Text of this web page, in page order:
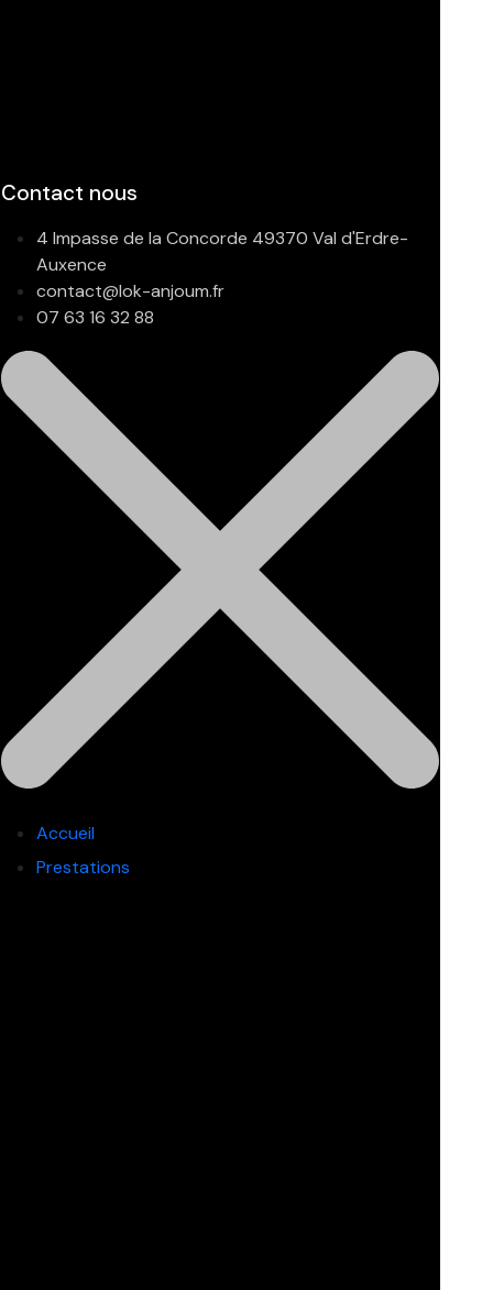
Contact nous
4 Impasse de la Concorde 49370 Val d'Erdre-
Auxence
contact@lok-anjoum.fr
07 63 16 32 88
Accueil
Prestations